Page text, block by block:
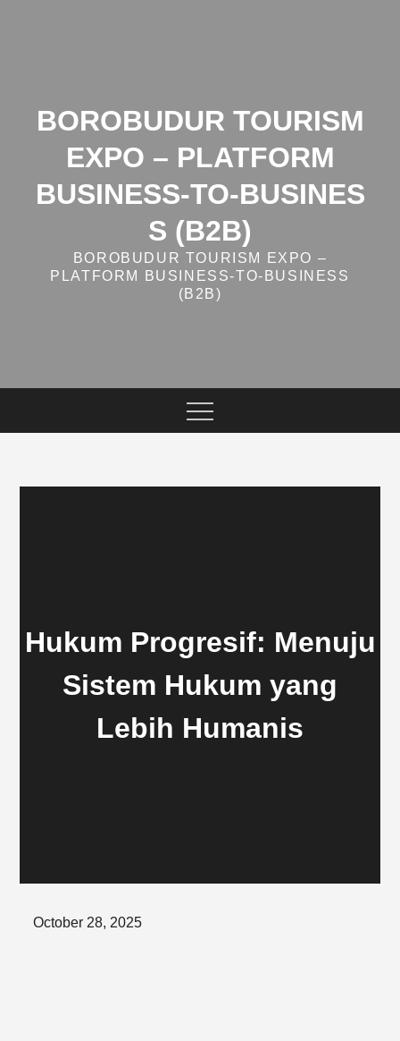
BOROBUDUR TOURISM
EXPO – PLATFORM
BUSINESS‑TO‑BUSINES
S (B2B)
BOROBUDUR TOURISM EXPO –
PLATFORM BUSINESS‑TO‑BUSINESS
(B2B)
Hukum Progresif: Menuju
Sistem Hukum yang
Lebih Humanis
Posted
October 28, 2025